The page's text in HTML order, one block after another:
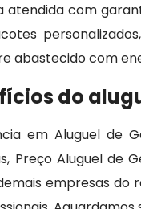
atendida com
abastecido com
do
em Aluguel de
Preço Aluguel de
empresas do